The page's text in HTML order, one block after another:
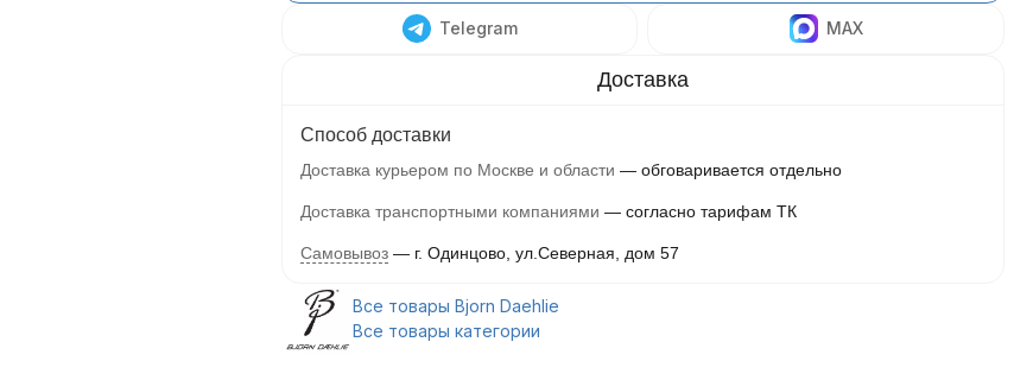
Telegram MAX
Способ доставки
Доставка курьером по Москве и области обговаривается отдельно
Доставка транспортными компаниями согласно тарифам ТК
Самовывоз г. Одинцово, ул.Северная, дом 57
Все товары Bjorn Daehlie
Все товары категории